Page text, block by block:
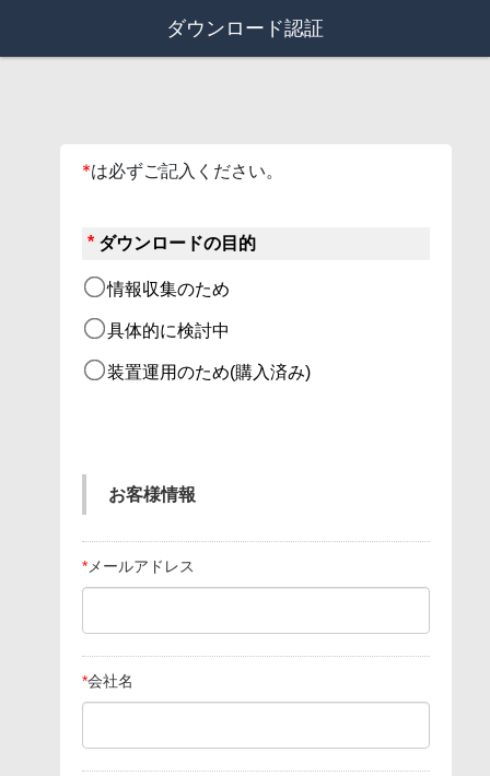
ダウンロード認証
*は必ずご記入ください。
* ダウンロードの目的
情報収集のため
具体的に検討中
装置運用のため(購入済み)
お客様情報
* メールアドレス
*会社名